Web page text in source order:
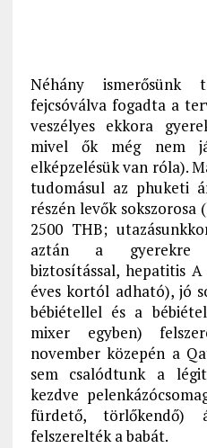
Néhány ismerősünk
fejcsóválva fogadta a
veszélyes ekkora
mivel ők még nem
elképzelésük van róla).
tudomásul az phuketi
részén levők sokszorosa
2500 THB;
aztán a gyerekre
biztosítással, hepatitis
éves kortól adható), jó
bébiétellel és a
mixer egyben)
november közepén a
sem csalódtunk a
kezdve
fürdető, törlőkendő)
felszerelték a babát.